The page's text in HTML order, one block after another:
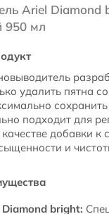
Ariel Diamond
950 мл
удалить пятна
сохранить
подходит для
добавки к
и
Diamond bright: